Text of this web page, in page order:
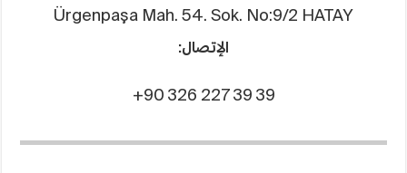
Ürgenpaşa Mah. 54. Sok. No:9/2 HATAY
الإتصال:
+90 326 227 39 39